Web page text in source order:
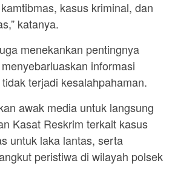
kasus kriminal, dan
katanya.
menekankan pentingnya
informasi
terjadi kesalahpahaman.
awak media untuk langsung
Kasat Reskrim terkait kasus
untuk laka lantas, serta
peristiwa di wilayah polsek